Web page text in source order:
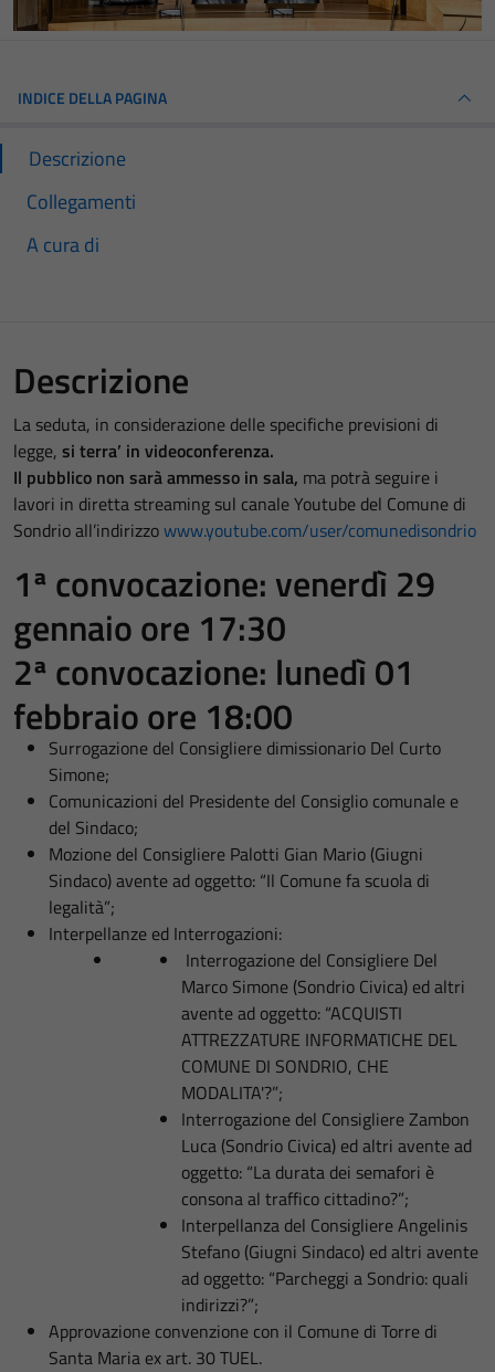
INDICE DELLA PAGINA
Descrizione
Collegamenti
A cura di
Descrizione
La seduta, in considerazione delle specifiche previsioni di
legge, si terra’ in videoconferenza.
Il pubblico non sarà ammesso in sala, ma potrà seguire i
lavori in diretta streaming sul canale Youtube del Comune di
Sondrio all’indirizzowww.youtube.com/user/comunedisondrio
1ª convocazione: venerdì 29
gennaio ore 17:30
2ª convocazione: lunedì 01
febbraio ore 18:00
Surrogazione del Consigliere dimissionario Del Curto
Simone;
Comunicazioni del Presidente del Consiglio comunale e
del Sindaco;
Mozione del Consigliere Palotti Gian Mario (Giugni
Sindaco) avente ad oggetto: “Il Comune fa scuola di
legalità”;
Interpellanze ed Interrogazioni:
Interrogazione del Consigliere Del
Marco Simone (Sondrio Civica) ed altri
avente ad oggetto: “ACQUISTI
ATTREZZATURE INFORMATICHE DEL
COMUNE DI SONDRIO, CHE
MODALITA'?”;
Interrogazione del Consigliere Zambon
Luca (Sondrio Civica) ed altri avente ad
oggetto: “La durata dei semafori è
consona al traffico cittadino?”;
Interpellanza del Consigliere Angelinis
Stefano (Giugni Sindaco) ed altri avente
ad oggetto: “Parcheggi a Sondrio: quali
indirizzi?”;
Approvazione convenzione con il Comune di Torre di
Santa Maria ex art. 30 TUEL.